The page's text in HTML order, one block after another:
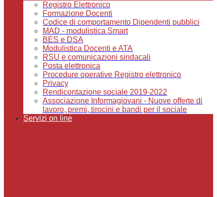
Registro Elettronico
Formazione Docenti
Codice di comportamento Dipendenti pubblici
MAD - modulistica Smart
BES e DSA
Modulistica Docenti e ATA
RSU e comunicazioni sindacali
Posta elettronica
Procedure operative Registro elettronico
Privacy
Rendicontazione sociale 2019-2022
Associazione Informagiovani - Nuove offerte di
lavoro, premi, tirocini e bandi per il sociale
Servizi on line